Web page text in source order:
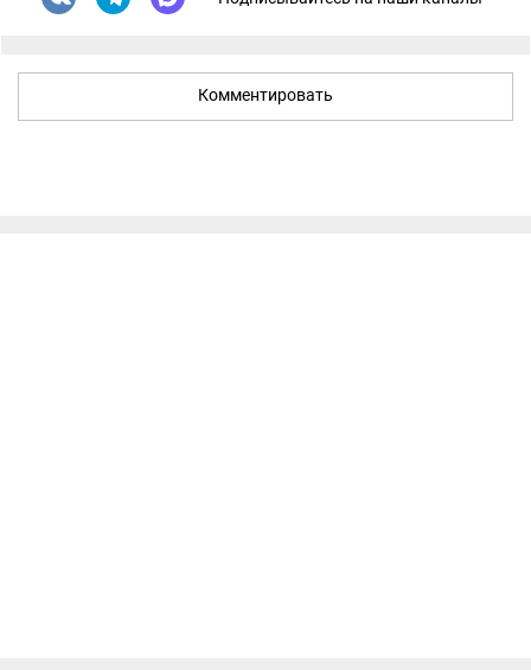
Комментировать